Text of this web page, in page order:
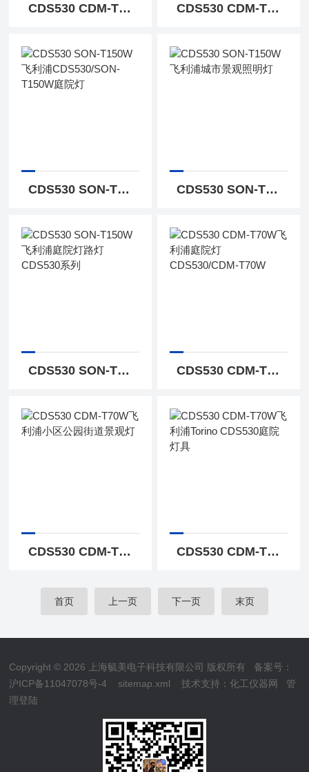
CDS530 CDM-T150W飞利浦Torino CDS530景观灯 CDS530 CDM-T150W飞利浦150W庭院照明灯具
CDS530 SON-T150W飞利浦CDS530/SON-T150W庭院灯 CDS530 SON-T150W飞利浦城市景观照明灯
CDS530 SON-T150W飞利浦庭院灯路灯CDS530系列 CDS530 CDM-T70W飞利浦庭院灯CDS530/CDM-T70W
CDS530 CDM-T70W飞利浦小区公园街道景观灯 CDS530 CDM-T70W飞利浦Torino CDS530庭院灯具
首页 上一页 下一页 末页
Copyright © 2026 上海毓美电子科技有限公司 版权所有 备案号：
沪ICP备11047078号-4
sitemap.xml 技术支持：化工仪器网
管
理登陆